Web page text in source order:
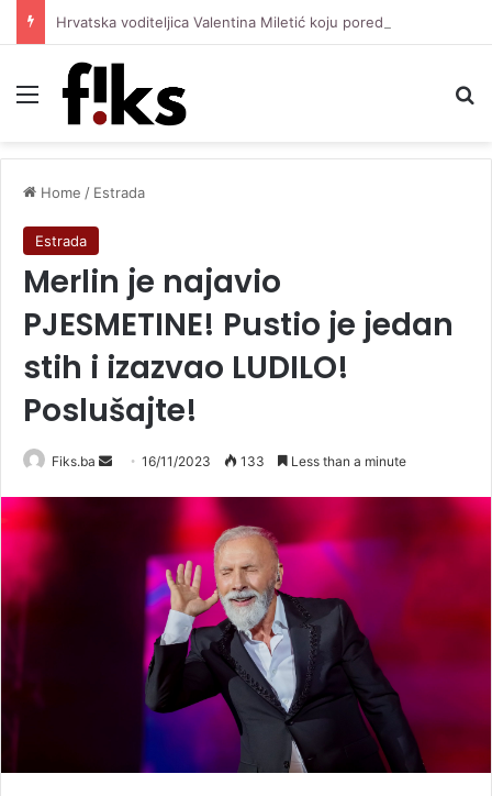
Menu
Home / Estrada
Estrada
Merlin je najavio
PJESMETINE! Pustio je jedan
stih i izazvao LUDILO!
Poslušajte!
Fiks.ba
Send16/11/2023 133 Less than a minute